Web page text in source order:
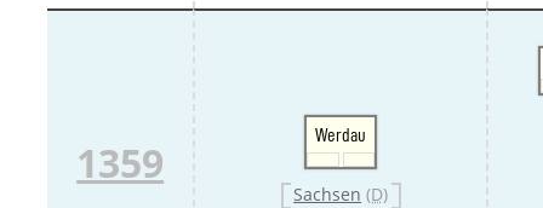
1359
Werdau
Sachsen (D)